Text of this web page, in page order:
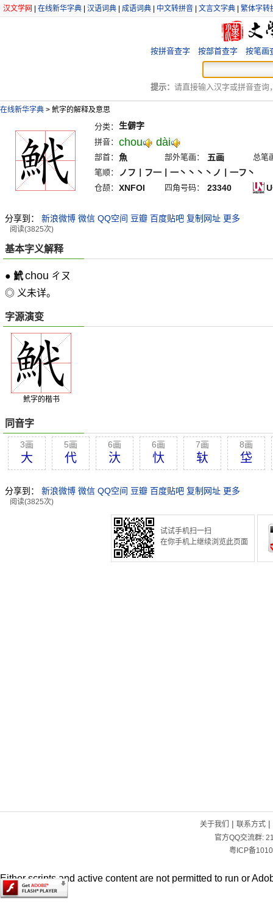
汉文学网 在线新华字典 汉语词典 成语词典 中文转拼音 文言文字典 繁体字转
按拼音查字 按部首查字 按笔画
提示： 请直接输入汉字或拼音查询
在线新华字典 > 鮘字的解释及意思
分类： 生僻字
拼音： chou dài
部首： 魚 部外笔画： 五画
总笔
笔顺：
ノフ丨フ一丨一丶丶丶丶ノ丨一フ丶
仓颉： XNFOI 四角号码： 23340
分享到： 新浪微博 微信 QQ空间 豆瓣 百度贴吧 复制网址 更多
阅读(3825次)
基本字义解释
● 鮘chou ㄔㄡ
◎ 义未详。
字源演变
鮘字的楷书
同音字
3画
大
5画
代
6画
汏
6画
忕
7画
轪
8画
垈
分享到： 新浪微博 微信 QQ空间 豆瓣 百度贴吧 复制网址 更多
阅读(3825次)
试试手机扫一扫
在你手机上继续浏览此页面
关于我们 | 联系方式|
官方QQ交流群:
粤ICP备
Either scripts and active content are not permitted to run or